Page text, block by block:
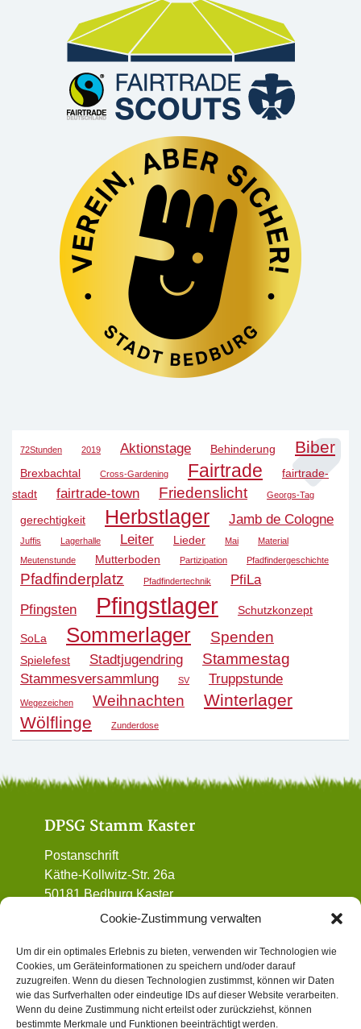
Cookie-Zustimmung verwalten
Um dir ein optimales Erlebnis zu bieten, verwenden wir Technologien wie
Cookies, um Geräteinformationen zu speichern und/oder darauf
zuzugreifen. Wenn du diesen Technologien zustimmst, können wir Daten
wie das Surfverhalten oder eindeutige IDs auf dieser Website verarbeiten.
Wenn du deine Zustimmung nicht erteilst oder zurückziehst, können
bestimmte Merkmale und Funktionen beeinträchtigt werden.
72Stunden 2019 Aktionstage Behinderung Biber
Brexbachtal Cross-Gardening Fairtrade
fairtrade-
stadt
fairtrade-town Friedenslicht Georgs-Tag
gerechtigkeit Herbstlager Jamb de Cologne
Juffis Lagerhalle Leiter Lieder Mai
Material
Meutenstunde
Mutterboden Partizipation Pfadfindergeschichte
Pfadfinderplatz Pfadfindertechnik
PfiLa
Pfingsten
Pfingstlager Schutzkonzept
SoLa Sommerlager Spenden
Spielefest Stadtjugendring Stammestag
Stammesversammlung SV Truppstunde
Wegezeichen Weihnachten
Winterlager
Wölflinge
Zunderdose
DPSG Stamm Kaster
Postanschrift
Käthe-Kollwitz-Str. 26a
50181 Bedburg Kaster
01 72 / 90 32 962
Informatives
Datenschutz